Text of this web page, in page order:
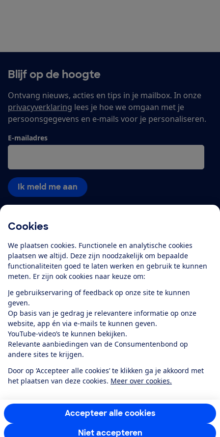
Cookies
We plaatsen cookies. Functionele en analytische cookies
plaatsen we altijd. Deze zijn noodzakelijk om bepaalde
functionaliteiten goed te laten werken en gebruik te kunnen
meten. Er zijn ook cookies naar keuze om:
Je gebruikservaring of feedback op onze site te kunnen
geven.
Op basis van je gedrag je relevantere informatie op onze
website, app én via e-mails te kunnen geven.
YouTube-video’s te kunnen bekijken.
Relevante aanbiedingen van de Consumentenbond op
andere sites te krijgen.
Door op ‘Accepteer alle cookies’ te klikken ga je akkoord met
het plaatsen van deze cookies. Meer over cookies.
Accepteer alle cookies
Niet accepteren
Blijf op de hoogte
Ontvang nieuws, acties en tips in je mailbox. In onze
privacyverklaring lees je hoe we omgaan met je
persoonsgegevens en e-mails voor je personaliseren.
E-mailadres
Ik meld me aan
Service & Contact
Over ons
Boeken & Bladen
Download de app
Alles over de
Algemene Voorwaarden Privacyverklaring